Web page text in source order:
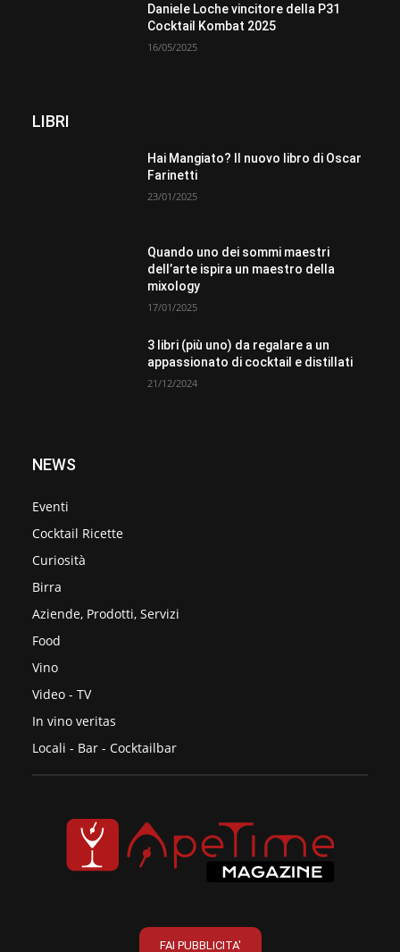
Daniele Loche vincitore della P31
Cocktail Kombat 2025
16/05/2025
LIBRI
Hai Mangiato? Il nuovo libro di Oscar
Farinetti
23/01/2025
Quando uno dei sommi maestri
dell’arte ispira un maestro della
mixology
17/01/2025
3 libri (più uno) da regalare a un
appassionato di cocktail e distillati
21/12/2024
NEWS
Eventi
Cocktail Ricette
Curiosità
Birra
Aziende, Prodotti, Servizi
Food
Vino
Video - TV
In vino veritas
Locali - Bar - Cocktailbar
FAI PUBBLICITA'